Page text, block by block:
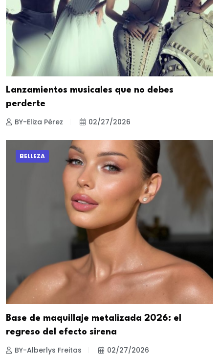
Lanzamientos musicales que no debes
perderte
BY-Eliza Pérez 02/27/2026
BELLEZA
Base de maquillaje metalizada 2026: el
regreso del efecto sirena
BY-Alberlys Freitas 02/27/2026